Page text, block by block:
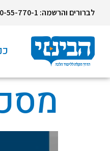
לברורים והרשמה: 1-700-55-770-1